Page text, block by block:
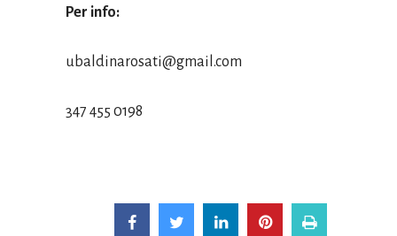
Per info:
ubaldinarosati@gmail.com
347 455 0198